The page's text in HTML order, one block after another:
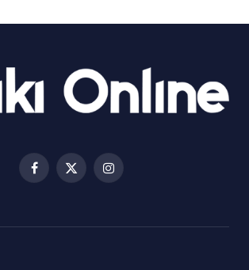
Βριλήσσια: Αυτοκίνητο έσπασε
τζαμαρία και μπήκε μέσα σε μαγαζί
Facebook
X
Instagram